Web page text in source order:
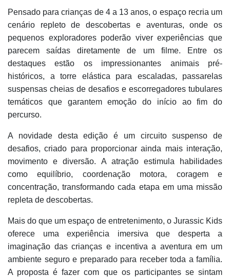
Pensado para crianças de 4 a 13 anos, o espaço recria um
cenário repleto de descobertas e aventuras, onde os
pequenos exploradores poderão viver experiências que
parecem saídas diretamente de um filme. Entre os
destaques estão os impressionantes animais pré-
históricos, a torre elástica para escaladas, passarelas
suspensas cheias de desafios e escorregadores tubulares
temáticos que garantem emoção do início ao fim do
percurso.
A novidade desta edição é um circuito suspenso de
desafios, criado para proporcionar ainda mais interação,
movimento e diversão. A atração estimula habilidades
como equilíbrio, coordenação motora, coragem e
concentração, transformando cada etapa em uma missão
repleta de descobertas.
Mais do que um espaço de entretenimento, o Jurassic Kids
oferece uma experiência imersiva que desperta a
imaginação das crianças e incentiva a aventura em um
ambiente seguro e preparado para receber toda a família.
A proposta é fazer com que os participantes se sintam